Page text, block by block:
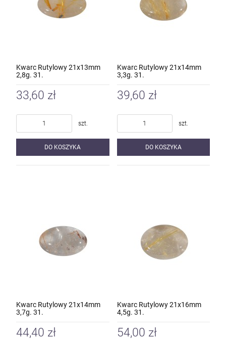
Kwarc Rutylowy 21x13mm
2,8g. 31.
33,60 zł
szt.
DO KOSZYKA
Kwarc Rutylowy 21x14mm
3,3g. 31.
39,60 zł
szt.
DO KOSZYKA
Kwarc Rutylowy 21x14mm
3,7g. 31.
44,40 zł
Kwarc Rutylowy 21x16mm
4,5g. 31.
54,00 zł